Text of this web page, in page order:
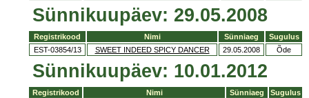
Sünnikuupäev: 29.05.2008
Registrikood Nimi Sünniaeg
Sugulus
EST-03854/13
SWEET INDEED SPICY DANCER 29.05.2008 Õde
Sünnikuupäev: 10.01.2012
Registrikood Nimi Sünniaeg Sugulus